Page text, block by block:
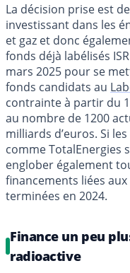
La décision prise est
investissant dans les
et gaz et donc
fonds déjà labélisés
mars 2025 pour se
fonds candidats au
contrainte à partir du
au nombre de 1200
milliards d’euros. Si
comme TotalEnergies
englober également
financements liées
terminées en 2024.
Finance un peu
radioactive